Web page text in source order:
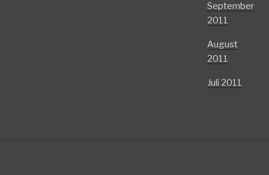
September
2011
August
2011
Juli 2011